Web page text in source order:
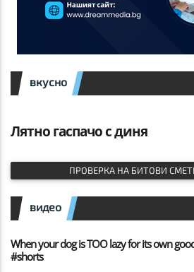
вкусно
Лятно гаспачо с диня
ПРОВЕРКА НА БИТОВИ
видео
When your dog is TOO lazy for its own
#shorts